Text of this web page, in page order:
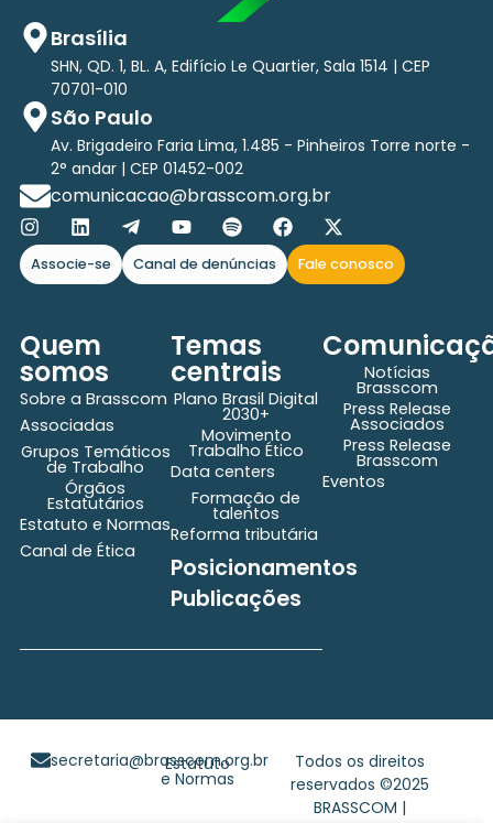
Brasília
SHN, QD. 1, BL. A, Edifício Le Quartier, Sala 1514 | CEP
70701-010
São Paulo
Av. Brigadeiro Faria Lima, 1.485 - Pinheiros Torre norte -
2° andar | CEP 01452-002
comunicacao@brasscom.org.br
Associe-se Canal de denúncias Fale conosco
Quem
somos
Sobre a Brasscom
Associadas
Grupos Temáticos
de Trabalho
Órgãos
Estatutários
Estatuto e Normas
Canal de Ética
Temas
centrais
Plano Brasil Digital
2030+
Movimento
Trabalho Ético
Data centers
Formação de
talentos
Reforma tributária
Posicionamentos
Publicações
Notícias
Brasscom
Press Release
Associados
Press Release
Brasscom
Eventos
Todos os direitos
reservados ©2025
BRASSCOM |
secretaria@brasscom.org.br
Estatuto
e Normas